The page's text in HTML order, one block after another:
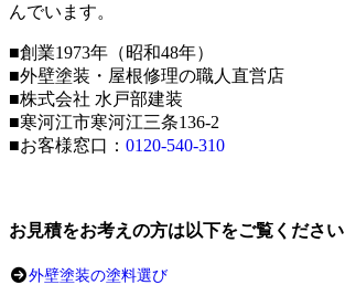
んでいます。
■創業1973年（昭和48年）
■外壁塗装・屋根修理の職人直営店
■株式会社 水戸部建装
■寒河江市寒河江三条136-2
■お客様窓口： 0120-540-310
お見積をお考えの方は以下をご覧ください
外壁塗装の塗料選び